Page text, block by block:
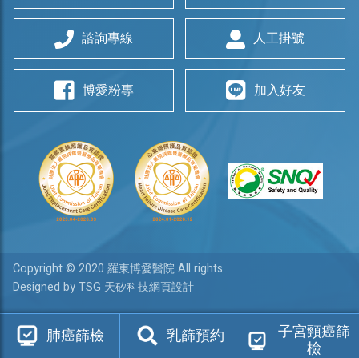
諮詢專線 人工掛號
博愛粉專 加入好友
Copyright © 2020 羅東博愛醫院 All rights.
Designed by TSG 天矽科技網頁設計
肺癌篩檢 乳篩預約 子宮頸癌篩
檢